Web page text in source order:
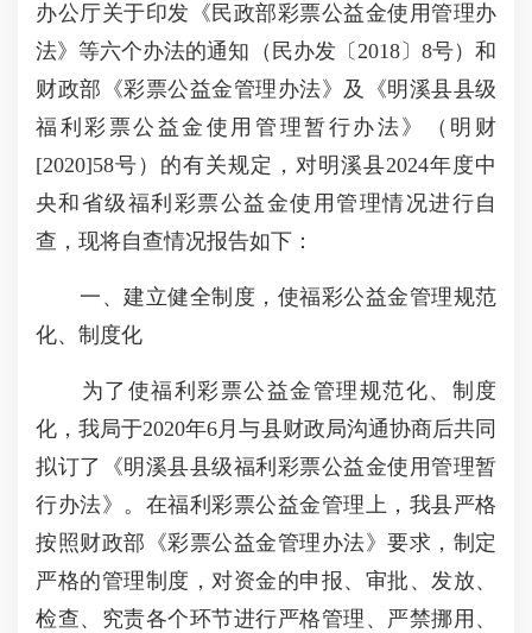
办公厅关于印发《民政部彩票公益金使用管理办
法》等六个办法的通知（民办发〔2018〕8号）和
财政部《彩票公益金管理办法》及《明溪县县级
福利彩票公益金使用管理暂行办法》（明财
[2020]58号）的有关规定，对明溪县2024年度中
央和省级福利彩票公益金使用管理情况进行自
查，现将自查情况报告如下：
一、建立健全制度，使福彩公益金管理规范
化、制度化
为了使福利彩票公益金管理规范化、制度
化，我局于2020年6月与县财政局沟通协商后共同
拟订了《明溪县县级福利彩票公益金使用管理暂
行办法》。在福利彩票公益金管理上，我县严格
按照财政部《彩票公益金管理办法》要求，制定
严格的管理制度，对资金的申报、审批、发放、
检查、究责各个环节进行严格管理、严禁挪用、